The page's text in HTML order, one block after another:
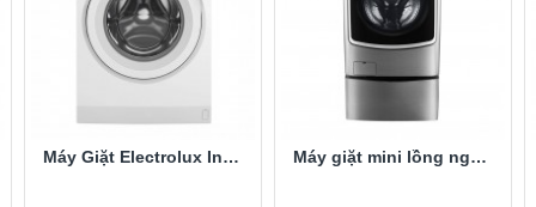
Máy Giặt Electrolux Inverter 10 Kg EWF1024D3WB Máy giặt mini lồng ngang Twinwash LG T2735NWLV 3.5Kg